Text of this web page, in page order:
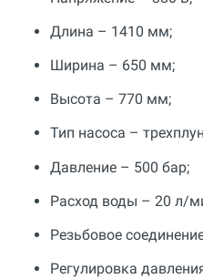
Длина – 1410 мм;
Ширина – 650 мм;
Высота – 770 мм;
Тип насоса –
Давление – 500 бар;
Расход воды – 20 л/
Резьбовое
Регулировка